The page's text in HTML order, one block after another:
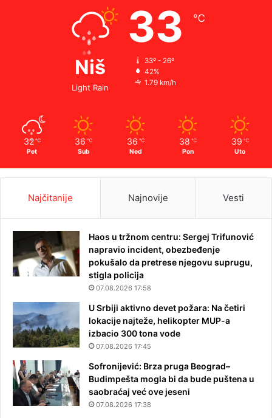
Niš
Light Rain
33 ℃
33º - 26º
42%
1.79 km/h
32 ℃
Pet
36 ℃
Sub
36 ℃
Ned
38 ℃
Pon
39 ℃
Uto
Najčitanije Najnovije Vesti
Haos u tržnom centru: Sergej Trifunović
napravio incident, obezbeđenje
pokušalo da pretrese njegovu suprugu,
stigla policija
07.08.2026 17:58
U Srbiji aktivno devet požara: Na četiri
lokacije najteže, helikopter MUP-a
izbacio 300 tona vode
07.08.2026 17:45
Sofronijević: Brza pruga Beograd–
Budimpešta mogla bi da bude puštena u
saobraćaj već ove jeseni
07.08.2026 17:38